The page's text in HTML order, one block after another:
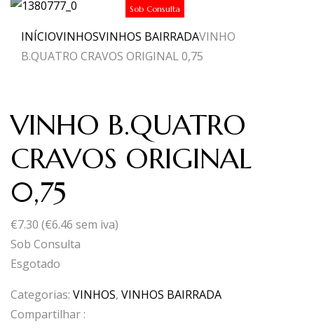
Sob Consulta
INÍCIOVINHOSVINHOS BAIRRADAVINHO
B.QUATRO CRAVOS ORIGINAL 0,75
VINHO B.QUATRO
CRAVOS ORIGINAL
0,75
€7.30 (€6.46 sem iva)
Sob Consulta
Esgotado
Categorias: VINHOS, VINHOS BAIRRADA
Compartilhar :